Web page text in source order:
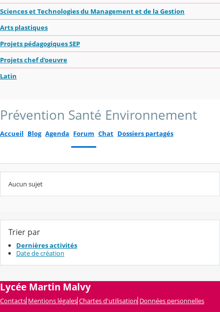
Sciences et Technologies du Management et de la Gestion
Arts plastiques
Projets pédagogiques SEP
Projets chef d'oeuvre
Latin
Prévention Santé Environnement
Accueil Blog Agenda Forum Chat Dossiers partagés
Aucun sujet
Trier par
Dernières activités
Date de création
Lycée Martin Malvy
Contacts Mentions légales Chartes d'utilisation Données personnelles